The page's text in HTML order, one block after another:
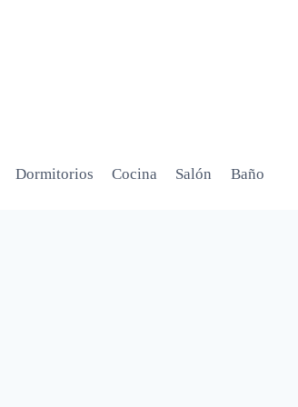
Dormitorios Cocina Salón Baño